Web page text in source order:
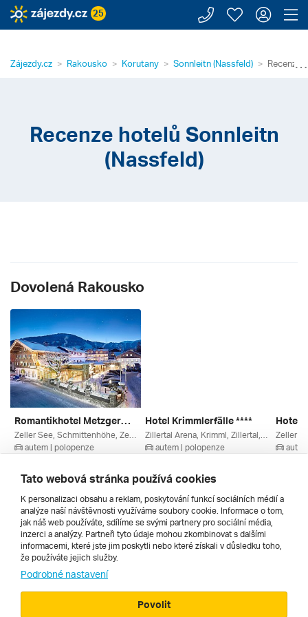
25 Zavolejte
Moje
⋯
Zájezdy.cz Rakousko Korutany Sonnleitn (Nassfeld) Recenze
Recenze hotelů Sonnleitn
(Nassfeld)
Dovolená Rakousko
Romantikhotel Metzgerwirt ****
autem | polopenze
8 757 Kč
Hotel Krimmlerfälle ****
autem | polopenze
8 040 Kč
Hotel
Všechny
Cestopisy
Tato webová stránka používá cookies
K personalizaci obsahu a reklam, poskytování funkcí sociálních médií a
analýze naší návštěvnosti využíváme soubory cookie. Informace o tom,
jak náš web používáte, sdílíme se svými partnery pro sociální média,
inzerci a analýzy. Partneři tyto údaje mohou zkombinovat s dalšími
informacemi, které jste jim poskytli nebo které získali v důsledku toho,
že používáte jejich služby.
Podrobné nastavení
Povolit